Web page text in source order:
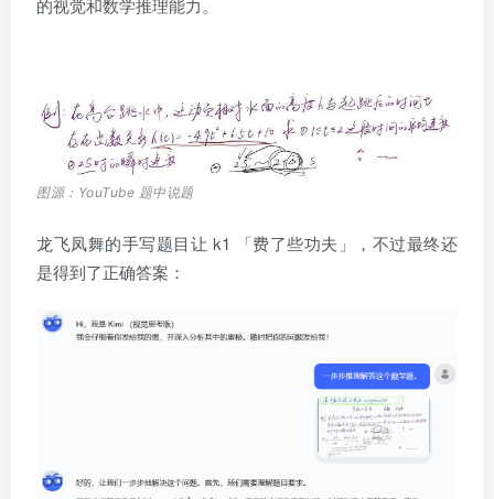
的视觉和数学推理能力。
图源：YouTube 题中说题
龙飞凤舞的手写题目让 k1 「费了些功夫」，不过最终还
是得到了正确答案：